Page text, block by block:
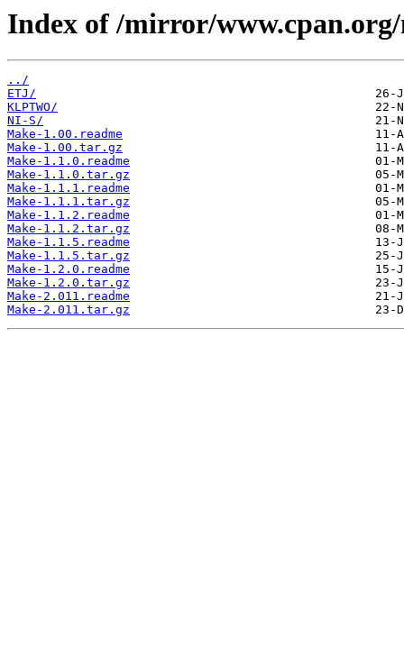
Index of /mirror/
../
ETJ/
KLPTWO/
NI-S/
Make-1.00.readme
Make-1.00.tar.gz
Make-1.1.0.readme
Make-1.1.0.tar.gz
Make-1.1.1.readme
Make-1.1.1.tar.gz
Make-1.1.2.readme
Make-1.1.2.tar.gz
Make-1.1.5.readme
Make-1.1.5.tar.gz
Make-1.2.0.readme
Make-1.2.0.tar.gz
Make-2.011.readme
Make-2.011.tar.gz